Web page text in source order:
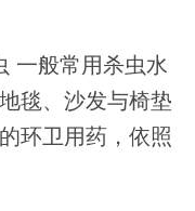
一般常用杀虫水
毯、沙发与椅垫
环卫用药，依照